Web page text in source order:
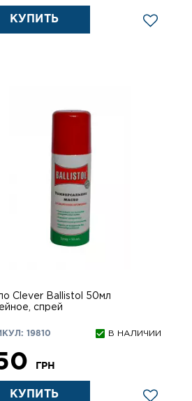
КУПИТЬ
Clever Ballistol 50мл
спрей
19810 В НАЛИЧИИ
ГРН
КУПИТЬ